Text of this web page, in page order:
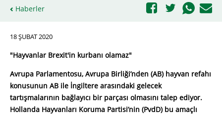
Haberler
18 ŞUBAT 2020
"Hayvanlar Brexit'in kurbanı olamaz"
Avrupa Parlamentosu, Avrupa Birliği’nden (AB) hayvan refahı
konusunun AB ile İngiltere arasındaki gelecek
tartışmalarının bağlayıcı bir parçası olmasını talep ediyor.
Hollanda Hayvanları Koruma Partisi’nin (PvdD) bu amaçlı